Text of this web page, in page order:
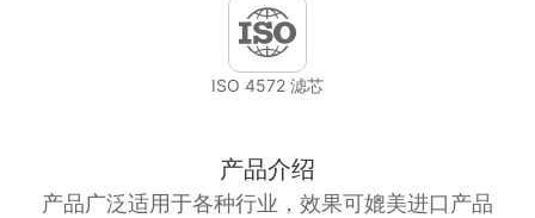
ISO 4572 滤芯
产品介绍
产品广泛适用于各种行业，效果可媲美进口产品